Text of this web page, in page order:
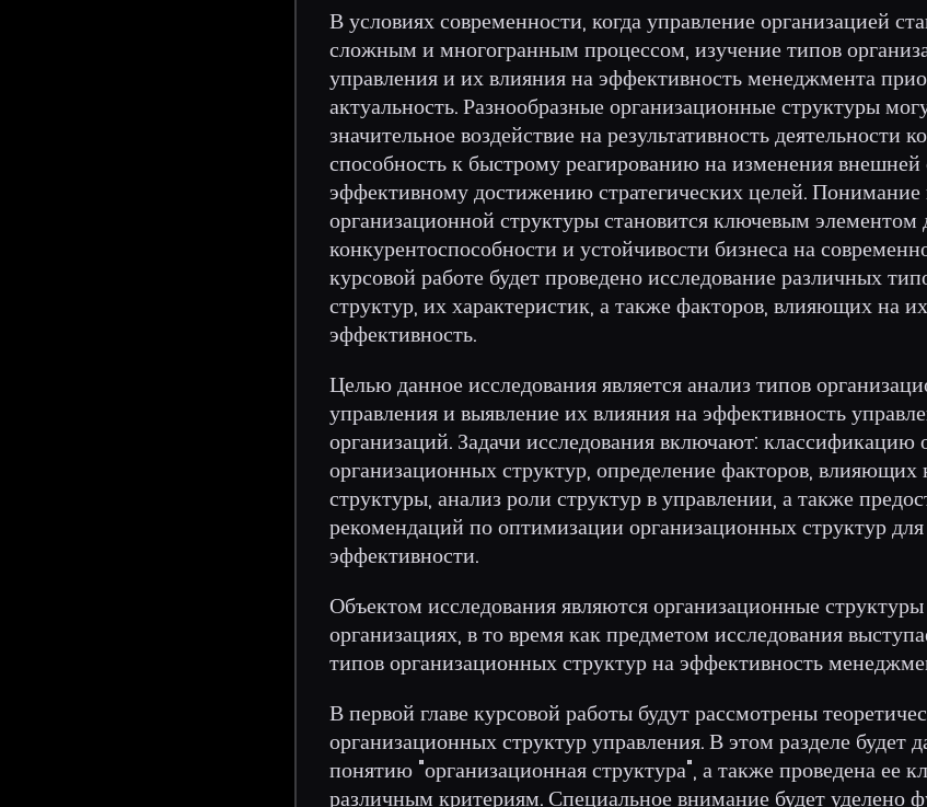
В условиях современности, когда управление организацией
сложным и многогранным процессом, изучение типов
управления и их влияния на эффективность менеджмента
актуальность. Разнообразные организационные структуры
значительное воздействие на результативность деятельности
способность к быстрому реагированию на изменения
эффективному достижению стратегических целей.
организационной структуры становится ключевым элементом
конкурентоспособности и устойчивости бизнеса на
курсовой работе будет проведено исследование различных
структур, их характеристик, а также факторов, влияющих на
эффективность.
Целью данное исследования является анализ типов
управления и выявление их влияния на эффективность
организаций. Задачи исследования включают: классификацию
организационных структур, определение факторов,
структуры, анализ роли структур в управлении, а также
рекомендаций по оптимизации организационных структур
эффективности.
Объектом исследования являются организационные
организациях, в то время как предметом исследования
типов организационных структур на эффективность
В первой главе курсовой работы будут рассмотрены
организационных структур управления. В этом разделе будет
понятию "организационная структура", а также проведена ее
различным критериям. Специальное внимание будет уделено